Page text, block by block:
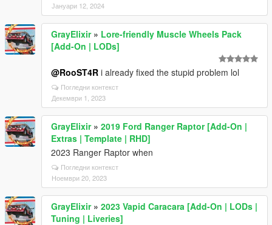
Јануари 12, 2024
GrayElixir» Lore-friendly Muscle Wheels Pack
[Add-On | LODs]
@RooST4R i already fixed the stupid problem lol
Погледни контекст
Декември 1, 2023
GrayElixir» 2019 Ford Ranger Raptor [Add-On |
Extras | Template | RHD]
2023 Ranger Raptor when
Погледни контекст
Ноември 20, 2023
GrayElixir» 2023 Vapid Caracara [Add-On | LODs |
Tuning | Liveries]